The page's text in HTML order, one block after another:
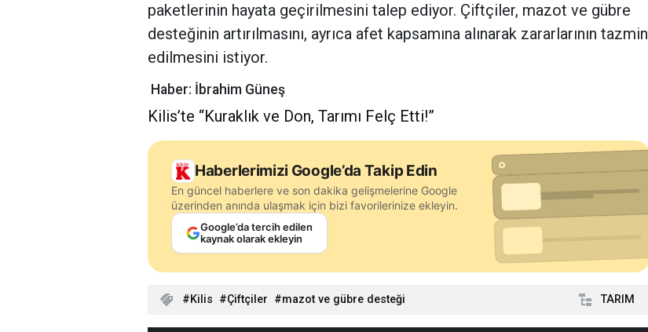
paketlerinin hayata geçirilmesini talep ediyor. Çiftçiler, mazot ve gübre
desteğinin artırılmasını, ayrıca afet kapsamına alınarak zararlarının tazmin
edilmesini istiyor.
Haber: İbrahim Güneş
Kilis’te “Kuraklık ve Don, Tarımı Felç Etti!”
Haberlerimizi Google’da Takip Edin
En güncel haberlere ve son dakika gelişmelerine Google
üzerinden anında ulaşmak için bizi favorilerinize ekleyin.
Google’da tercih edilen
kaynak olarak ekleyin
Kilis Çiftçiler mazot ve gübre desteği TARIM